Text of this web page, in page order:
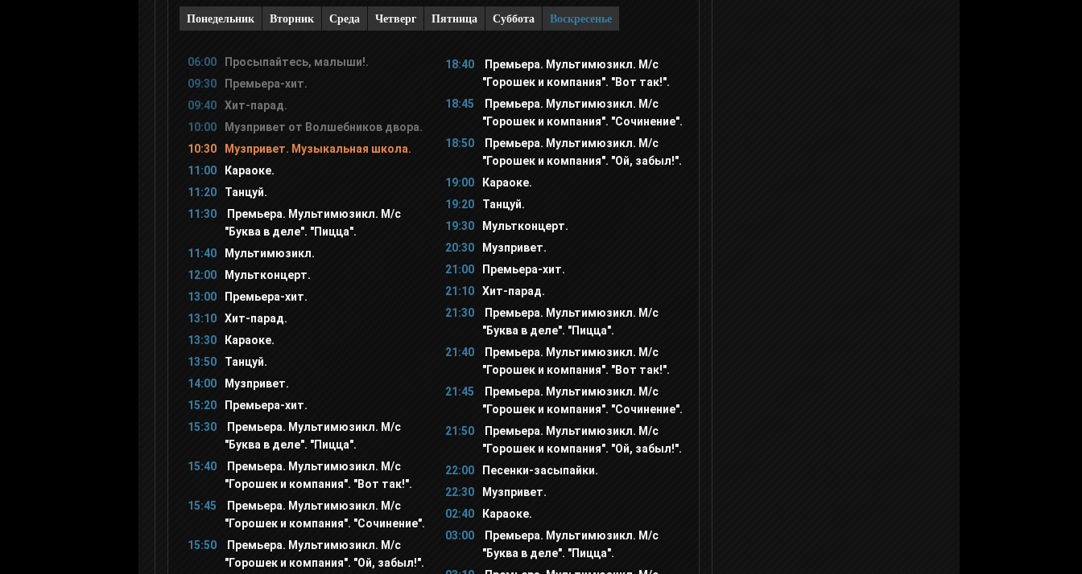
Nickelodeon
Nick Jr
Ералаш
СоюзМультфильм
Том и Джерри
М1
М2
РУ ТВ
Bridge TV
ТНТ MUSIC
Понедельник Вторник Среда Четверг Пятница Суббота Воскресенье
06:00
Просыпайтесь, малыши!.
09:30
Премьера-хит.
09:40
Хит-парад.
10:00
Музпривет от Волшебников двора.
10:30
Музпривет. Музыкальная школа.
11:00
Караоке.
11:20
Танцуй.
11:30
Премьера. Мультимюзикл. М/с
"Буква в деле". "Пицца".
11:40
Мультимюзикл.
12:00
Мультконцерт.
13:00
Премьера-хит.
13:10
Хит-парад.
13:30
Караоке.
13:50
Танцуй.
14:00
Музпривет.
15:20
Премьера-хит.
15:30
Премьера. Мультимюзикл. М/с
"Буква в деле". "Пицца".
15:40
Премьера. Мультимюзикл. М/с
"Горошек и компания". "Вот так!".
15:45
Премьера. Мультимюзикл. М/с
"Горошек и компания". "Сочинение".
15:50
Премьера. Мультимюзикл. М/с
"Горошек и компания". "Ой, забыл!".
18:40
Премьера. Мультимюзикл. М/с
"Горошек и компания". "Вот так!".
18:45
Премьера. Мультимюзикл. М/с
"Горошек и компания". "Сочинение".
18:50
Премьера. Мультимюзикл. М/с
"Горошек и компания". "Ой, забыл!".
19:00
Караоке.
19:20
Танцуй.
19:30
Мультконцерт.
20:30
Музпривет.
21:00
Премьера-хит.
21:10
Хит-парад.
21:30
Премьера. Мультимюзикл. М/с
"Буква в деле". "Пицца".
21:40
Премьера. Мультимюзикл. М/с
"Горошек и компания". "Вот так!".
21:45
Премьера. Мультимюзикл. М/с
"Горошек и компания". "Сочинение".
21:50
Премьера. Мультимюзикл. М/с
"Горошек и компания". "Ой, забыл!".
22:00
Песенки-засыпайки.
22:30
Музпривет.
02:40
Караоке.
03:00
Премьера. Мультимюзикл. М/с
"Буква в деле". "Пицца".